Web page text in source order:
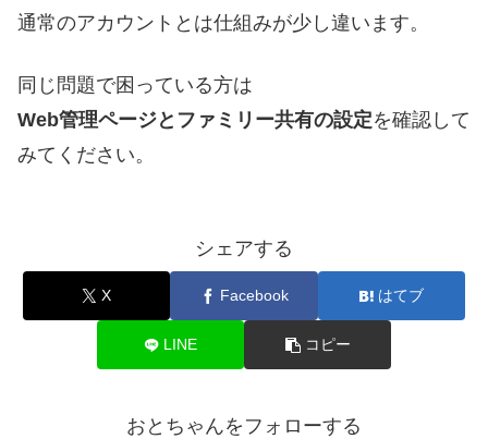
通常のアカウントとは仕組みが少し違います。
同じ問題で困っている方は
Web管理ページとファミリー共有の設定を確認して
みてください。
シェアする
X Facebook はてブ
LINE コピー
おとちゃんをフォローする